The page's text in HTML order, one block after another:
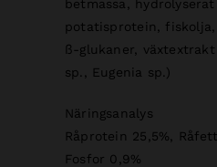
betmassa,
potatisprotein, fiskolja,
ß-glukaner,
sp., Eugenia sp.)
Näringsanalys
Råprotein 25,5%,
Fosfor 0,9%